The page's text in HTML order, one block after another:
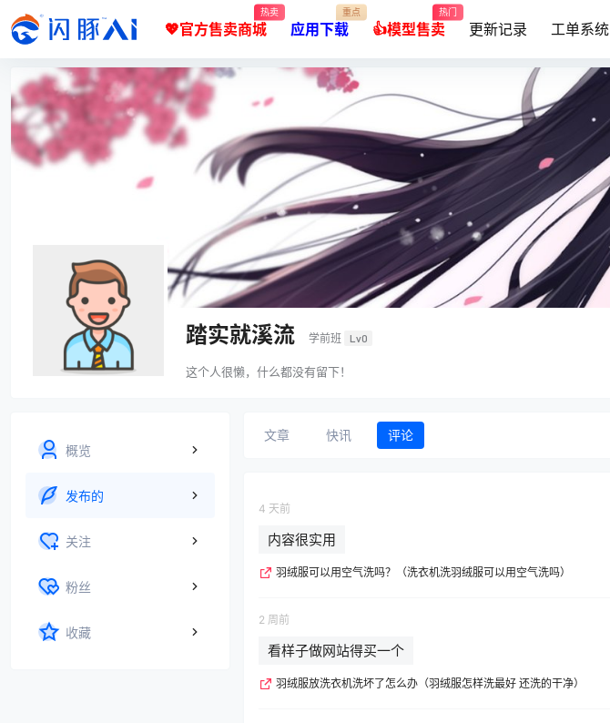
💖官方售卖商城
热卖
应用下载
重点
👍模型售卖
热门
更新记录 工单系统
踏实就溪流 学前班 Lv0
这个人很懒，什么都没有留下！
概览
发布的
关注
粉丝
收藏
文章 快讯 评论
4 天前
内容很实用
羽绒服可以用空气洗吗？（洗衣机洗羽绒服可以用空气洗吗）
2 周前
看样子做网站得买一个
羽绒服放洗衣机洗坏了怎么办（羽绒服怎样洗最好 还洗的干净）